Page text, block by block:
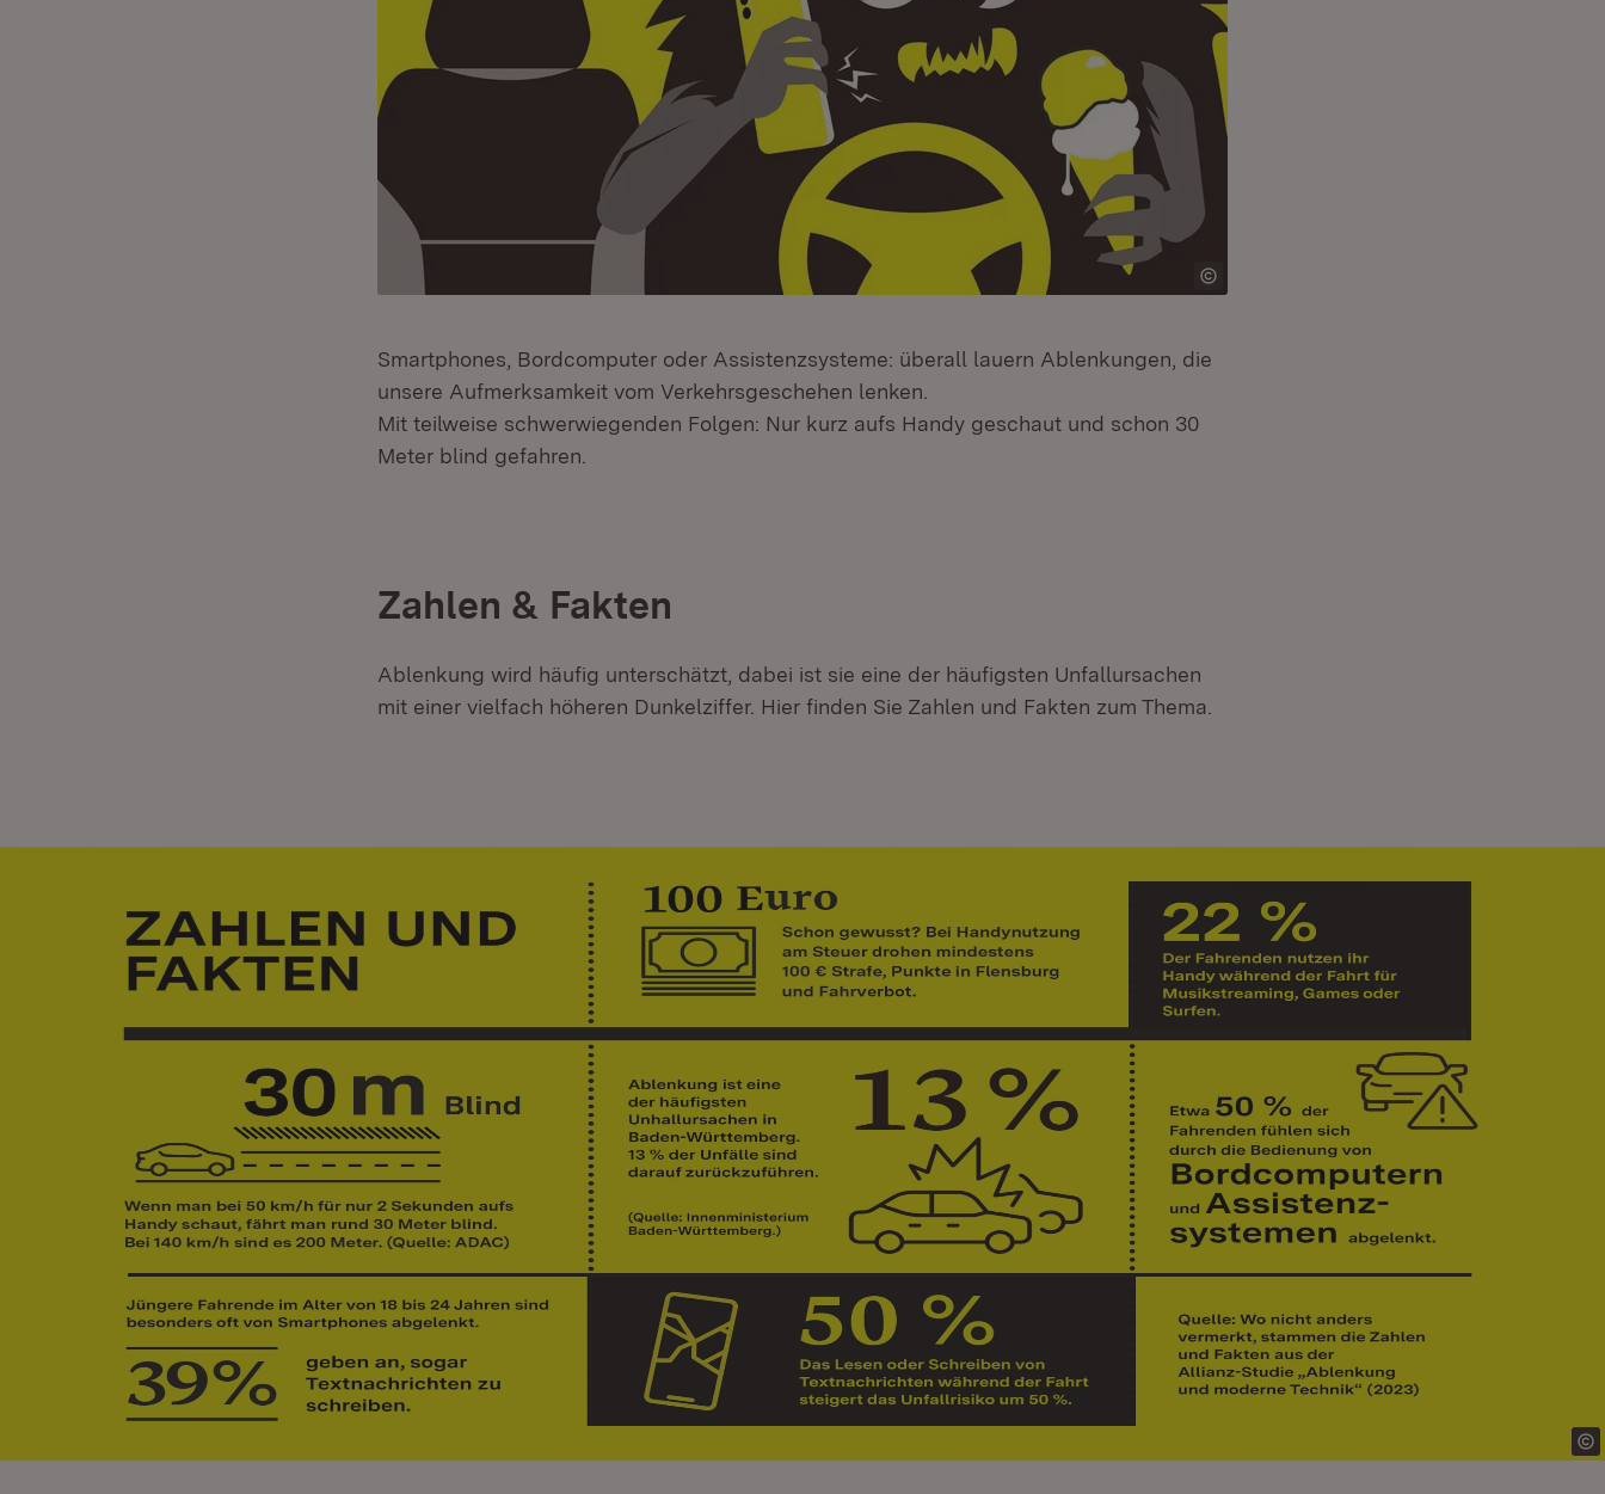
Smartphones, Bordcomputer oder Assistenzsysteme: überall lauern Ablenkungen, die
unsere Aufmerksamkeit vom Verkehrsgeschehen lenken.
Mit teilweise schwerwiegenden Folgen: Nur kurz aufs Handy geschaut und schon 30
Meter blind gefahren.
Zahlen & Fakten
Ablenkung wird häufig unterschätzt, dabei ist sie eine der häufigsten Unfallursachen
mit einer vielfach höheren Dunkelziffer. Hier finden Sie Zahlen und Fakten zum Thema.